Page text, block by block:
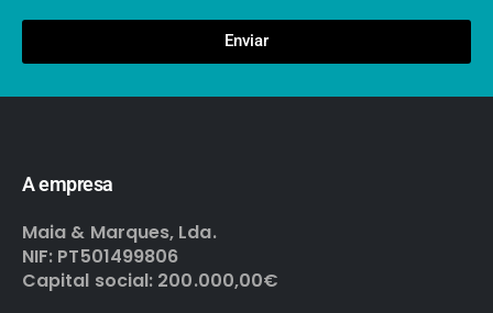
Enviar
A empresa
Maia & Marques, Lda.
NIF: PT501499806
Capital social: 200.000,00€